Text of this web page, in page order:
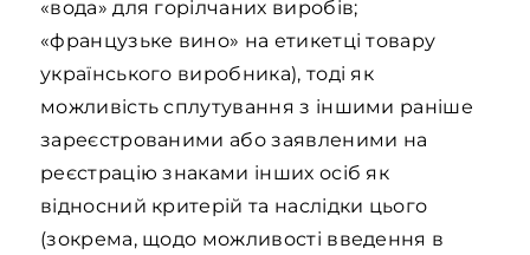
«вода» для горілчаних виробів;
«французьке вино» на етикетці товару
українського виробника), тоді як
можливість сплутування з іншими раніше
зареєстрованими або заявленими на
реєстрацію знаками інших осіб як
відносний критерій та наслідки цього
(зокрема, щодо можливості введення в